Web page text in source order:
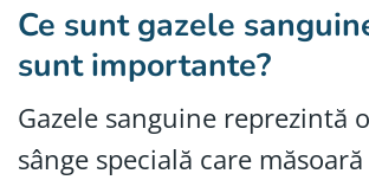
Ce sunt gazele
sunt importante?
Gazele sanguine reprezintă
sânge specială care